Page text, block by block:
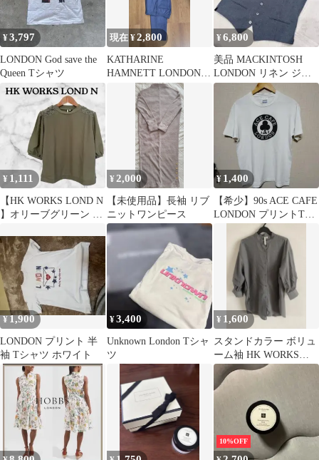
¥3,797
LONDON God save the
Queen Tシャツ
現在 ¥2,800
KATHARINE
HAMNETT LONDON
セットアップ
¥6,800
美品 MACKINTOSH
LONDON リネン ジレ
ベスト M チェック
¥ 1,111
【HK WORKS LOND N
】オリーブグリーン 五
¥ 2,000
【未使用品】長袖 リブ
ニットワンピース
¥ 1,400
【希少】90s ACE CAFE
LONDON プリントTシ
ャツ Mサイズ 美品
¥1,900
LONDON プリント 半
袖 Tシャツ ホワイト
¥3,400
Unknown London Tシャ
ツ
¥ 1,600
スタンドカラー ボリュ
ーム袖 HK WORKS
LONDON ブラウス グ
レー
10%OFF